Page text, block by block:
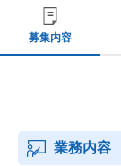
募集内容
業務内容